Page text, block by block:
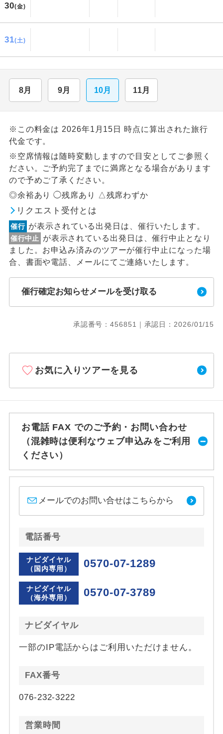
30(金)
31(土)
8月 9月 10月 11月
※この料金は 2026年1月15日 時点に算出された旅行
代金です。
※空席情報は随時変動しますので目安としてご参照く
ださい。ご予約完了までに満席となる場合があります
ので予めご了承ください。
◎余裕あり ◯残席あり △残席わずか
リクエスト受付とは
催行 が表示されている出発日は、催行いたします。
催行中止
が表示されている出発日は、催行中止となり
ました。お申込み済みのツアーが催行中止になった場
合、書面や電話、メールにてご連絡いたします。
催行確定お知らせメールを受け取る
承認番号：456851｜承認日：2026/01/15
お気に入りツアーを見る
お電話 FAX でのご予約・お問い合わせ
（混雑時は便利なウェブ申込みをご利用
ください）
メールでのお問い合せはこちらから
電話番号
ナビダイヤル
（国内専用）
0570-07-1289
ナビダイヤル
（海外専用）
0570-07-3789
ナビダイヤル
一部のIP電話からはご利用いただけません。
FAX番号
076-232-3222
営業時間